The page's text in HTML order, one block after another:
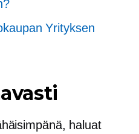
Yrityksen
haluat